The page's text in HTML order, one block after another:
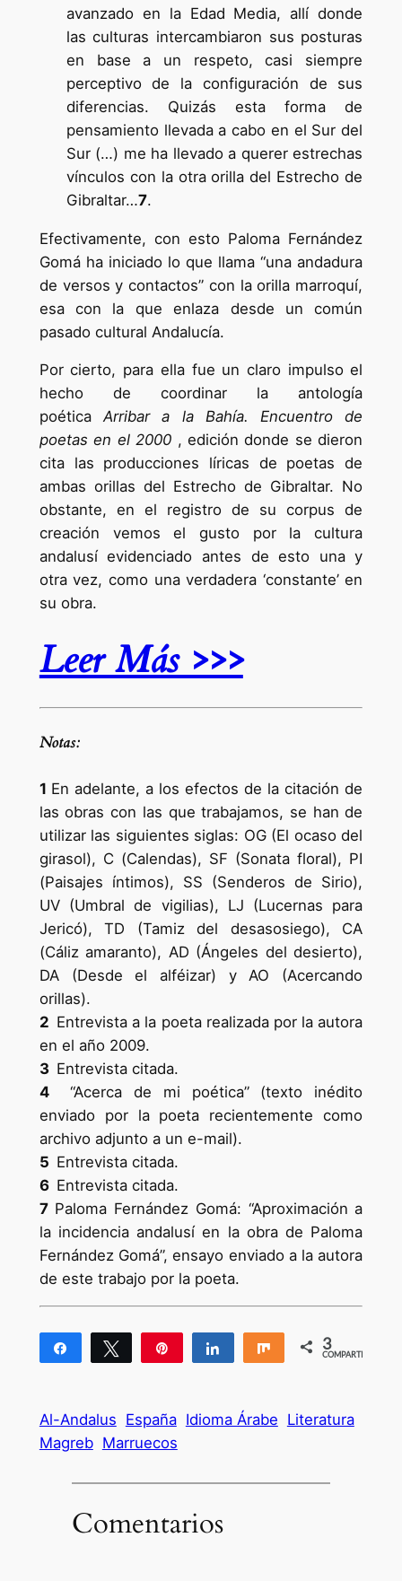
avanzado en la Edad Media, allí donde
las culturas intercambiaron sus posturas
en base a un respeto, casi siempre
perceptivo de la configuración de sus
diferencias. Quizás esta forma de
pensamiento llevada a cabo en el Sur del
Sur (…) me ha llevado a querer estrechas
vínculos con la otra orilla del Estrecho de
Gibraltar…7.
Efectivamente, con esto Paloma Fernández
Gomá ha iniciado lo que llama “una andadura
de versos y contactos” con la orilla marroquí,
esa con la que enlaza desde un común
pasado cultural Andalucía.
Por cierto, para ella fue un claro impulso el
hecho de coordinar la antología
poéticaArribar a la Bahía. Encuentro de
poetas en el 2000 , edición donde se dieron
cita las producciones líricas de poetas de
ambas orillas del Estrecho de Gibraltar. No
obstante, en el registro de su corpus de
creación vemos el gusto por la cultura
andalusí evidenciado antes de esto una y
otra vez, como una verdadera ‘constante’ en
su obra.
Leer Más >>>
Notas:
1 En adelante, a los efectos de la citación de
las obras con las que trabajamos, se han de
utilizar las siguientes siglas: OG (El ocaso del
girasol), C (Calendas), SF (Sonata floral), PI
(Paisajes íntimos), SS (Senderos de Sirio),
UV (Umbral de vigilias), LJ (Lucernas para
Jericó), TD (Tamiz del desasosiego), CA
(Cáliz amaranto), AD (Ángeles del desierto),
DA (Desde el alféizar) y AO (Acercando
orillas).
2 Entrevista a la poeta realizada por la autora
en el año 2009.
3 Entrevista citada.
4“Acerca de mi poética” (texto inédito
enviado por la poeta recientemente como
archivo adjunto a un e-mail).
5 Entrevista citada.
6 Entrevista citada.
7Paloma Fernández Gomá: “Aproximación a
la incidencia andalusí en la obra de Paloma
Fernández Gomá”, ensayo enviado a la autora
de este trabajo por la poeta.
Compartir Twittear Compartir Compartir
3
COMPARTIR
Al-Andalus España Idioma Árabe Literatura
Magreb Marruecos
Comentarios